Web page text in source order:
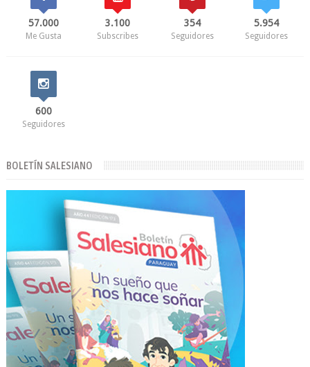
57.000
Me Gusta
3.100
Subscribes
354
Seguidores
5.954
Seguidores
600
Seguidores
BOLETÍN SALESIANO